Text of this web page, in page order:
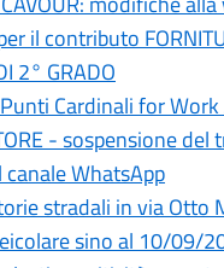
il contributo
2° GRADO
Punti Cardinali for
- sospensione
WhatsApp
stradali in via
sino al 10/09/